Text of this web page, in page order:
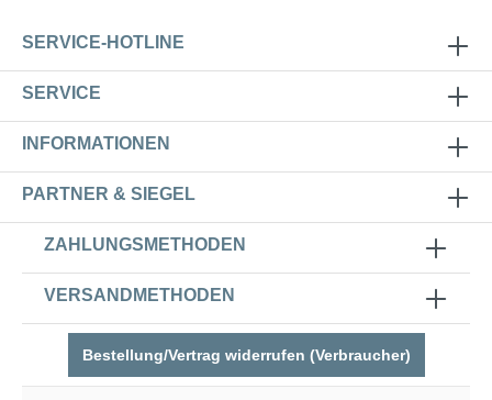
SERVICE-HOTLINE
SERVICE
INFORMATIONEN
PARTNER & SIEGEL
ZAHLUNGSMETHODEN
VERSANDMETHODEN
Bestellung/Vertrag widerrufen (Verbraucher)